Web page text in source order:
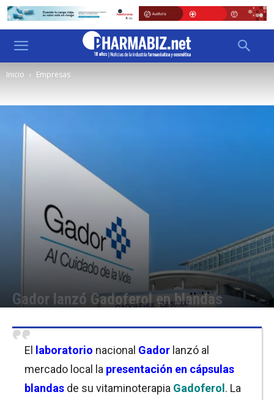
Inicio Empresas
Gador lanzó Gadoferol en blandas
El laboratorio nacional Gador lanzó al
mercado local la presentación en cápsulas
blandas de su vitaminoterapia Gadoferol . La